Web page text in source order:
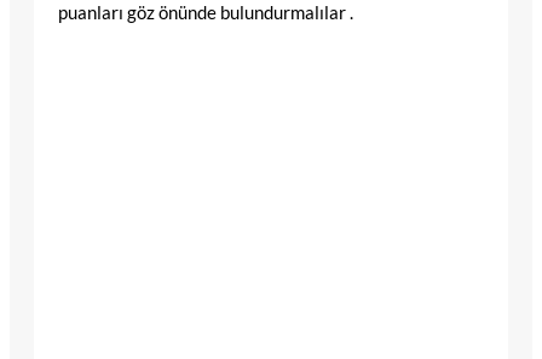
puanları göz önünde bulundurmalılar .